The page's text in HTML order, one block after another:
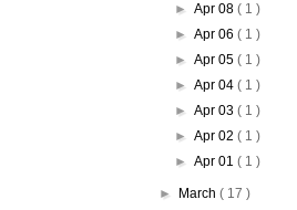
►Apr 08( 1 )
►Apr 06( 1 )
►Apr 05( 1 )
►Apr 04( 1 )
►Apr 03( 1 )
►Apr 02( 1 )
►Apr 01( 1 )
► March ( 17 )